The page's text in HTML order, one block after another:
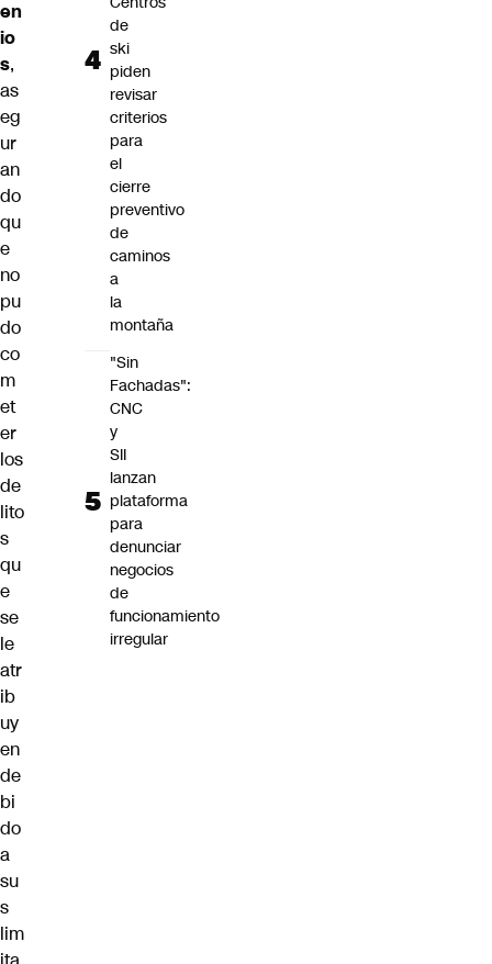
en
io
s,
as
eg
ur
an
do
qu
e
no
pu
do
co
m
et
er
los
de
lito
s
qu
e
se
le
atr
ib
uy
en
de
bi
do
a
su
s
lim
de
ski
piden
revisar
criterios
para
el
cierre
preventivo
de
caminos
a
la
montaña
"Sin
Fachadas":
CNC
y
SII
lanzan
plataforma
para
denunciar
negocios
de
funcionamiento
irregular